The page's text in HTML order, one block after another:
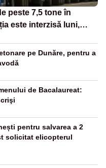
peste 7,5 tone în
este interzisă luni,
pe Dunăre, pentru a
de Bacalaureat:
pentru salvarea a 2
solicitat elicopterul